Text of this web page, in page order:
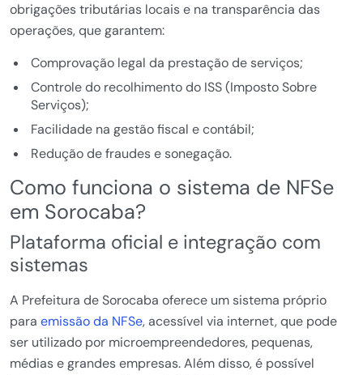
obrigações tributárias locais e na transparência das
operações, que garantem:
Comprovação legal da prestação de serviços;
Controle do recolhimento do ISS (Imposto Sobre
Serviços);
Facilidade na gestão fiscal e contábil;
Redução de fraudes e sonegação.
Como funciona o sistema de NFSe
em Sorocaba?
Plataforma oficial e integração com
sistemas
A Prefeitura de Sorocaba oferece um sistema próprio
para emissão da NFSe, acessível via internet, que pode
ser utilizado por microempreendedores, pequenas,
médias e grandes empresas. Além disso, é possível